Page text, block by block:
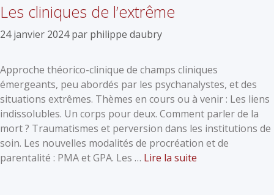
Les cliniques de l’extrême
24 janvier 2024 par philippe daubry
Approche théorico-clinique de champs cliniques
émergeants, peu abordés par les psychanalystes, et des
situations extrêmes. Thèmes en cours ou à venir : Les liens
indissolubles. Un corps pour deux. Comment parler de la
mort ? Traumatismes et perversion dans les institutions de
soin. Les nouvelles modalités de procréation et de
parentalité : PMA et GPA. Les … Lire la suite